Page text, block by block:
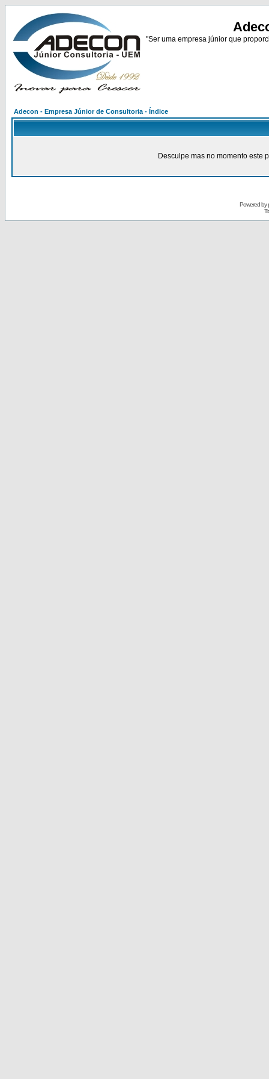
"Ser uma empresa júnior que
Adecon - Empresa Júnior de Consultoria - Índice
Desculpe mas no momento este
Powered by